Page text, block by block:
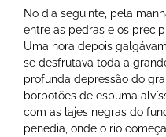
No dia seguinte, pela
entre as pedras e os
Uma hora depois
se desfrutava toda a
profunda depressão do
borbotões de espuma
com as lajes negras do
penedia, onde o rio